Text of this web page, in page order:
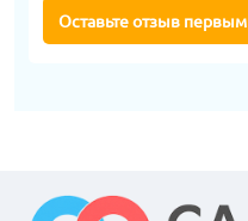
Оставьте отзыв первым